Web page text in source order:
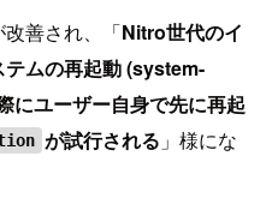
善され、「Nitro世代のイ
テムの再起動 (system-
にユーザー自身で先に再起
が試行される 」様にな